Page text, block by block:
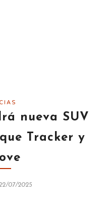
nueva SUV
Tracker y
07/2025